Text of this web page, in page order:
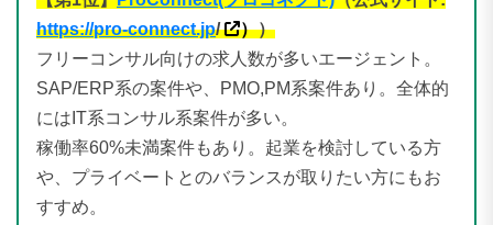
https://pro-connect.jp/ ））
フリーコンサル向けの求人数が多いエージェント。
SAP/ERP系の案件や、PMO,PM系案件あり。全体的
にはIT系コンサル系案件が多い。
稼働率60%未満案件もあり。起業を検討している方
や、プライベートとのバランスが取りたい方にもお
すすめ。